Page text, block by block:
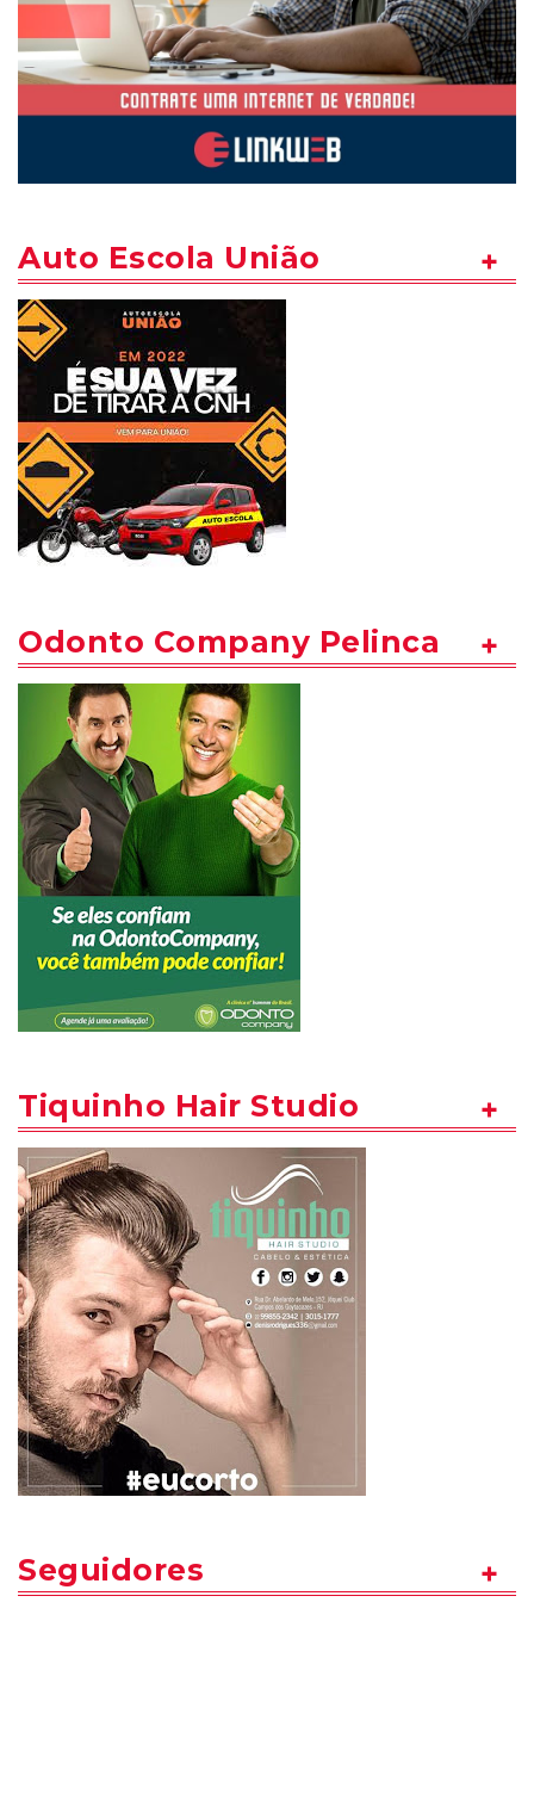
Auto Escola União
Odonto Company Pelinca
Tiquinho Hair Studio
Seguidores